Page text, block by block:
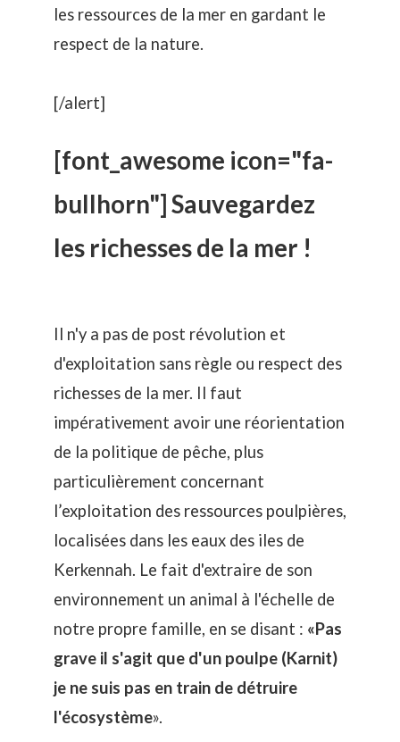
les ressources de la mer en gardant le
respect de la nature.
[/alert]
[font_awesome icon="fa-
bullhorn"] Sauvegardez
les richesses de la mer !
Il n'y a pas de post révolution et
d'exploitation sans règle ou respect des
richesses de la mer. Il faut
impérativement avoir une réorientation
de la politique de pêche, plus
particulièrement concernant
l’exploitation des ressources poulpières,
localisées dans les eaux des iles de
Kerkennah. Le fait d'extraire de son
environnement un animal à l'échelle de
notre propre famille, en se disant : «Pas
grave il s'agit que d'un poulpe (Karnit)
je ne suis pas en train de détruire
l'écosystème».